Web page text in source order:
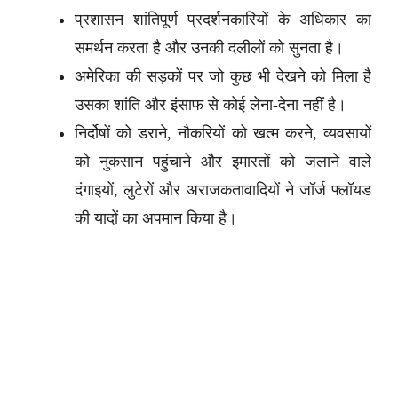
प्रशासन शांतिपूर्ण प्रदर्शनकारियों के अधिकार का
समर्थन करता है और उनकी दलीलों को सुनता है।
अमेरिका की सड़कों पर जो कुछ भी देखने को मिला है
उसका शांति और इंसाफ से कोई लेना-देना नहीं है।
निर्दोषों को डराने, नौकरियों को खत्म करने, व्यवसायों
को नुकसान पहुंचाने और इमारतों को जलाने वाले
दंगाइयों, लुटेरों और अराजकतावादियों ने जॉर्ज फ्लॉयड
की यादों का अपमान किया है।